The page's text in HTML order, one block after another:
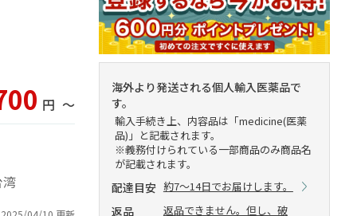
食品
！今すぐ使えるクーポンプレゼント中！！
集！限定クーポンも不定期配信
円 〜
海外より発送される個人輸入医薬品で
す。
輸入手続き上、内容品は「medicine(医薬
品)」と記載されます。
※義務付けられている一部商品のみ商品名
が記載されます。
配達目安 約7～14日でお届けします。
返品
返品できません。但し、破